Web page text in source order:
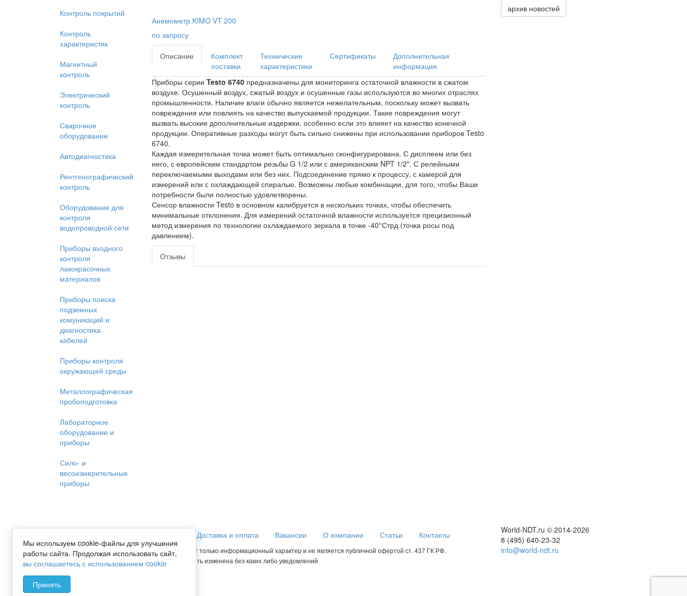
Контроль покрытий
Контроль
характеристик
Магнитный
контроль
Электрический
контроль
Сварочное
оборудование
Автодиагностика
Рентгенографический
контроль
Оборудование для
контроля
водопроводной сети
Приборы входного
контроля
лакокрасочных
материалов
Приборы поиска
подземных
комуникаций и
диагностика
кабелей
Приборы контроля
окружающей среды
Металлографическая
пробоподготовка
Лабораторное
оборудование и
приборы
Сило- и
весоизмерительные
приборы
Анемометр KIMO VT 200
по запросу
Описание
Комплект
поставки
Технические
характеристики
Сертификаты
Дополнительная
информация
Приборы серии Testo 6740 предназначены для мониторинга остаточной влажности в сжатом
воздухе. Осушенный воздух, сжатый воздух и осушенные газы используются во многих отраслях
промышленности. Наличие влаги обычно является нежелательным, поскольку может вызвать
повреждения или повлиять на качество выпускаемой продукции. Такие повреждения могут
вызвать высокие дополнительные издержки, особенно если это влияет на качество конечной
продукции. Оперативные разходы могут быть сильно снижены при использовании приборов Testo
6740.
Каждая измерительная точка может быть оптимально сконфигурирована. С дисплеем или без
него, с европейским стандартом резьбы G 1/2 или с американским NPT 1/2". С релейными
переключаемыми выходами или без них. Подсоединение прямо к процессу, с камерой для
измерений или с охлаждающей спиралью. Возможны любые комбинации, для того, чтобы Ваши
потребности были полностью удовлетворены.
Сенсор влажности Testo в основном калибруется в нескольких точках, чтобы обеспечить
минимальные отклонения. Для измерений остаточной влажности используется прецизионный
метод измерения по технологии охлаждаемого зеркала в точке -40°Стрд (точка росы под
давлением).
Отзывы
архив новостей
Доставка и оплата Вакансии О компании Статьи Контакты
Вся представленная на сайте информация носит только информационный характер и не является публичной офертой ст. 437 ГК РФ.
Опубликованная на сайте информация может быть изменена без каких либо уведомлений
Мы используем cookies для сбора пользовательских данных — они помогают нам настраивать рекламу и анализировать трафик. Оставаясь на сайте, вы соглашаетесь на
обработку таких данных. Чтобы отказаться от обработки, отключите сохранение cookies в настройках вашего браузера. На сайте используются рекомендательные
World-NDT.ru © 2014-2026
8 (495) 640-23-32
info@world-ndt.ru
Мы используем cookie-файлы для улучшения
работы сайта. Продолжая использовать сайт,
вы соглашаетесь с использованием cookie
Принять